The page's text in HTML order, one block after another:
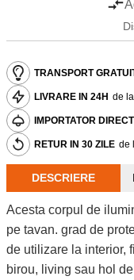
TRANSPORT
LIVRARE IN 24H de
IMPORTATOR DIRECT
RETUR IN 30 ZILE de
DESCRIERE
Acesta corpul de
pe tavan. grad de
de utilizare la interior,
birou, living sau hol